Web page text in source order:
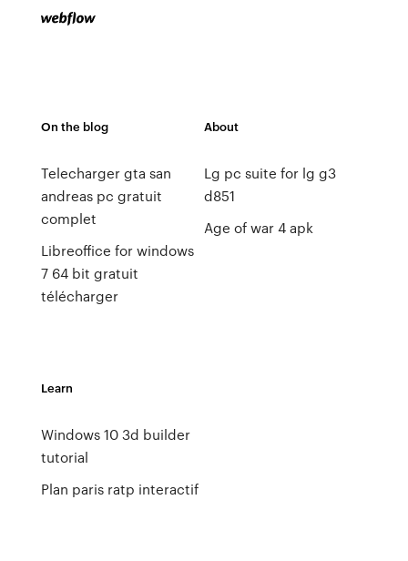
On the blog
Telecharger gta san
andreas pc gratuit
complet
Libreoffice for windows
7 64 bit gratuit
télécharger
About
Lg pc suite for lg g3
d851
Age of war 4 apk
Learn
Windows 10 3d builder
tutorial
Plan paris ratp interactif